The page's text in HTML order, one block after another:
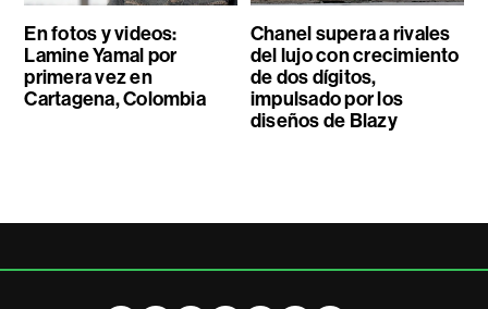
En fotos y videos:
Lamine Yamal por
primera vez en
Cartagena, Colombia
Chanel supera a rivales
del lujo con crecimiento
de dos dígitos,
impulsado por los
diseños de Blazy